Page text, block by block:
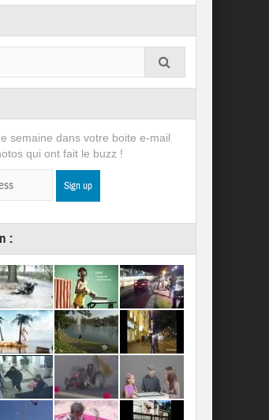
semaine dans votre boite e-mail
qui ont fait le buzz !
: